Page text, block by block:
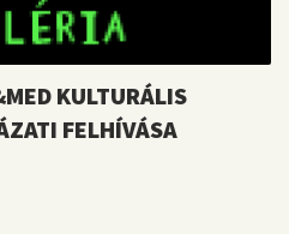
KULTURÁLIS
FELHÍVÁSA